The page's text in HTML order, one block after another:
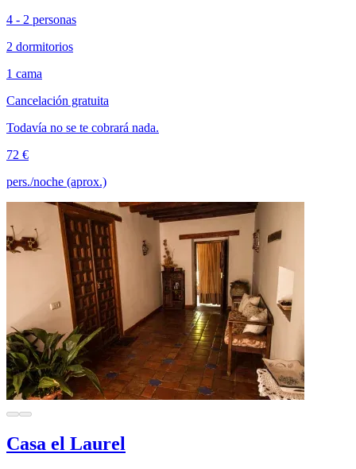
4 - 2 personas
2 dormitorios
1 cama
Cancelación gratuita
Todavía no se te cobrará nada.
72 €
pers./noche (aprox.)
Casa el Laurel